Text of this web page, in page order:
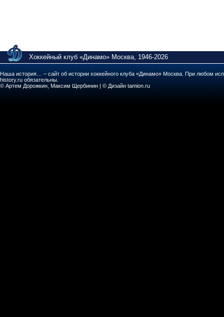
Хоккейный клуб «Динамо» Москва, 1946-2026
Наша история… – сайт об истории хоккейного клуба «Динамо» Москва. При любом
history.ru обязательны.
© Артем Дорожкин, Максим Щербинин | © Дизайн tamion.ru